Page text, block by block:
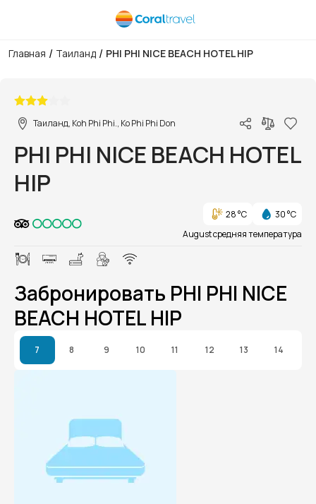
Главная / Таиланд / PHI PHI NICE BEACH HOTEL HIP
Таиланд, Koh Phi Phi., Ko Phi Phi Don
PHI PHI NICE BEACH HOTEL
HIP
28 °C
30 °C
August средняя температура
Забронировать PHI PHI NICE
BEACH HOTEL HIP
7 8 9 10 11 12 13 14